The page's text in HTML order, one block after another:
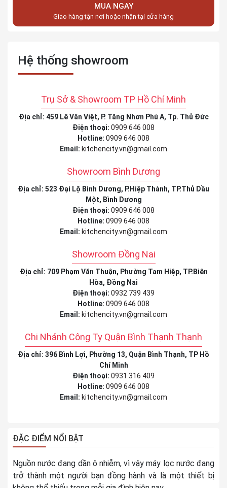
MUA NGAY
Giao hàng tận nơi hoặc nhận tại cửa hàng
Hệ thống showroom
Trụ Sở & Showroom TP Hồ Chí Minh
Địa chỉ: 459 Lê Vân Việt, P. Tăng Nhơn Phú A, Tp. Thủ Đức
Điện thoại: 0909 646 008
Hotline: 0909 646 008
Email: kitchencity.vn@gmail.com
Showroom Bình Dương
Địa chỉ: 523 Đại Lộ Bình Dương, P.Hiệp Thành, TP.Thủ Dầu
Một, Bình Dương
Điện thoại: 0909 646 008
Hotline: 0909 646 008
Email: kitchencity.vn@gmail.com
Showroom Đồng Nai
Địa chỉ: 709 Phạm Văn Thuận, Phường Tam Hiệp, TP.Biên
Hòa, Đồng Nai
Điện thoại: 0932 739 439
Hotline: 0909 646 008
Email: kitchencity.vn@gmail.com
Chi Nhánh Công Ty Quận Bình Thạnh Thạnh
Địa chỉ: 396 Bình Lợi, Phường 13, Quận Bình Thạnh, TP Hồ
Chí Minh
Điện thoại: 0931 316 409
Hotline: 0909 646 008
Email: kitchencity.vn@gmail.com
ĐẶC ĐIỂM NỔI BẬT
Nguồn nước đang dần ô nhiễm, vì vậy máy lọc nước đang
trở thành một người bạn đồng hành và là một thiết bị